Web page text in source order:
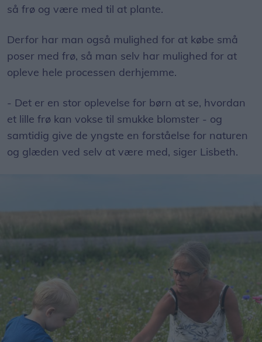
så frø og være med til at plante.
Derfor har man også mulighed for at købe små
poser med frø, så man selv har mulighed for at
opleve hele processen derhjemme.
- Det er en stor oplevelse for børn at se, hvordan
et lille frø kan vokse til smukke blomster - og
samtidig give de yngste en forståelse for naturen
og glæden ved selv at være med, siger Lisbeth.